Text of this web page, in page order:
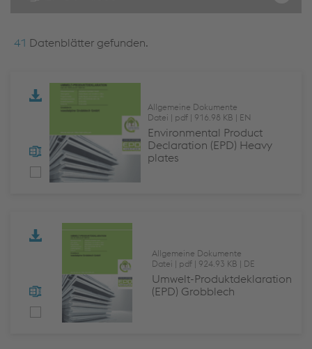
41 Datenblätter gefunden.
Allgemeine Dokumente
Datei
pdf 916.98 KB EN
Environmental Product
Declaration (EPD) Heavy
plates
Allgemeine Dokumente
Datei
pdf 924.93 KB DE
Umwelt-Produktdeklaration
(EPD) Grobblech